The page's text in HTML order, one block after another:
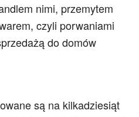
nimi, przemytem
czyli porwaniami
do domów
są na kilkadziesiąt